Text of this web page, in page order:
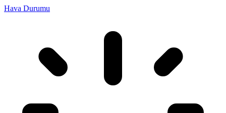
Hava Durumu